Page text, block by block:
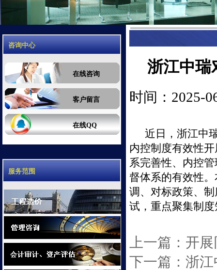
咨询中心
在线咨询
客户留言
在线QQ
服务范围
浙江中瑞
时间：2025-
近日，浙江中
内控制度有效性
系完善性、内控
督体系的有效性
调、对标政策、
试，重点聚集制
上一篇：开
下一篇：浙